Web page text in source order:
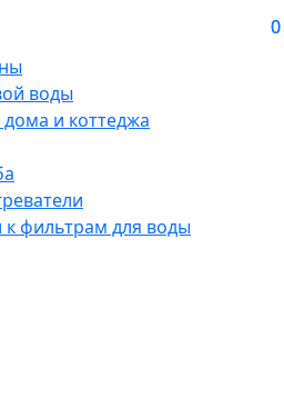
0
0
воды
и коттеджа
фильтрам для воды